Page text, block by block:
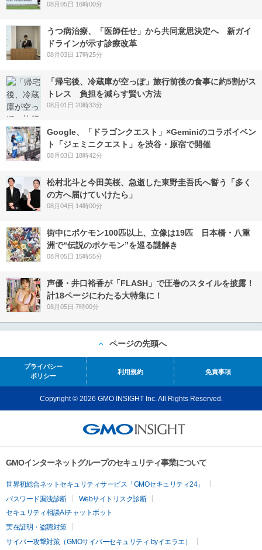
08月05日 16時00分
うつ病治療、「医師任せ」から共同意思決定へ 新ガイ
ドラインが示す診療改革
08月03日 17時25分
「帰宅後、冷蔵庫が空っぽ」旅行前後の食事に約5割がス
トレス 負担を減らす賢い方法
08月01日 20時33分
Google、「ドラゴンクエスト」×Geminiのコラボイベン
ト「ジェミニクエスト」を渋谷・原宿で開催
08月03日 18時42分
松村北斗と今田美桜、急逝した東野圭吾氏へ誓う「多く
の方へ届けていけたら」
08月04日 14時00分
街中にポケモン100匹以上、立像は19匹 日本橋・八重
洲で“伝説のポケモン”を巡る謎解き
08月05日 15時55分
声優・井口裕香が「FLASH」で圧巻のスタイルを披露！
計18ページにわたる大特集に！
08月05日 7時00分
ページの先頭へ
プライバシー
ポリシー
利用規約 免責事項
Copyright © 2026 GMO INSIGHT Inc. All Rights Reserved.
GMOインターネットグループのセキュリティ事業について
世界初総合ネットセキュリティサービス「GMOセキュリティ24」
パスワード漏洩診断
Webサイトリスク診断
セキュリティ相談AIチャットボット
実在証明・盗聴対策
サイバー攻撃対策（GMOサイバーセキュリティ byイエラエ）